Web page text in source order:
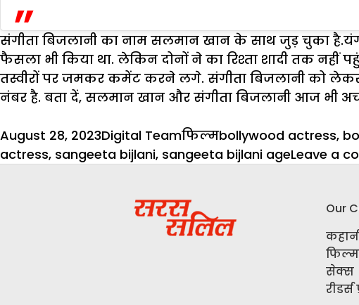
संगीता बिजलानी का नाम सलमान खान के साथ जुड़ चुका
फैसला भी किया था. लेकिन दोनों ने का रिश्ता शादी तक
तस्वीरों पर जमकर कमेंट करने लगे. संगीता बिजलानी को
नंबर है. बता दें, सलमान खान और संगीता बिजलानी आज भी
Posted
on
August 28, 2023Author
Digital TeamCategories
फिल्मTags
bollywood actress,
actress, sangeeta bijlani, sangeeta bijlani ageLeave a
Our
फिल्म
सेक्स
रीडर्स